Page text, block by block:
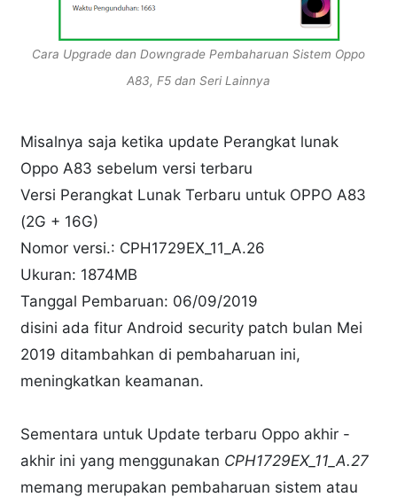
Cara Upgrade dan Downgrade Pembaharuan Sistem Oppo
A83, F5 dan Seri Lainnya
Misalnya saja ketika update Perangkat lunak
Oppo A83 sebelum versi terbaru
Versi Perangkat Lunak Terbaru untuk OPPO A83
(2G + 16G)
Nomor versi.: CPH1729EX_11_A.26
Ukuran: 1874MB
Tanggal Pembaruan: 06/09/2019
disini ada fitur Android security patch bulan Mei
2019 ditambahkan di pembaharuan ini,
meningkatkan keamanan.
Sementara untuk Update terbaru Oppo akhir -
akhir ini yang menggunakan CPH1729EX_11_A.27
memang merupakan pembaharuan sistem atau